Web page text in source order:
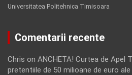
Universitatea Politehnica Timisoara
Comentarii recente
Chris on ANCHETA! Curtea de Apel
pretentiile de 50 milioane de euro